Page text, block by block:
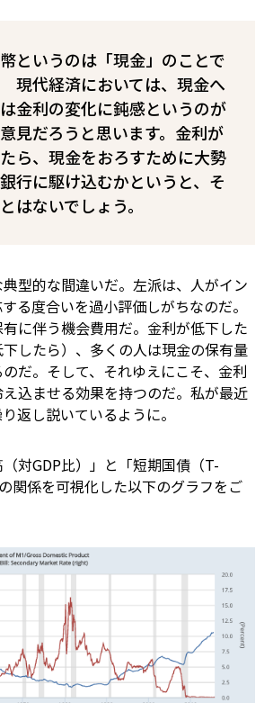
というのは「現金」のことで
現代経済においては、現金へ
金利の変化に鈍感というのが
見だろうと思います。金利が
ら、現金をおろすために大勢
行に駆け込むかというと、そ
はないでしょう。
型的な間違いだ。左派は、人がイン
る度合いを過小評価しがちなのだ。
に伴う機会費用だ。金利が低下した
したら）、多くの人は現金の保有量
だ。そして、それゆえにこそ、金利
込ませる効果を持つのだ。私が最近
返し説いているように。
（対GDP比）」と「短期国債（T-
関係を可視化した以下のグラフをご